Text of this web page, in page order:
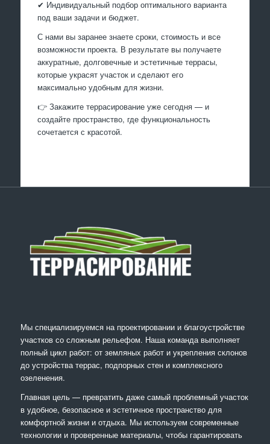
✔ Индивидуальный подбор оптимального варианта
под ваши задачи и бюджет.
С нами вы заранее знаете сроки, стоимость и все
возможности проекта. В результате вы получаете
аккуратные, долговечные и эстетичные террасы,
которые украсят участок и сделают его
максимально удобным для жизни.
👉 Закажите террасирование уже сегодня — и
создайте пространство, где функциональность
сочетается с красотой.
Мы специализируемся на проектировании и благоустройстве
участков со сложным рельефом. Наша команда выполняет
полный цикл работ: от земляных работ и укрепления склонов
до устройства террас, подпорных стен и комплексного
озеленения.
Главная цель — превратить даже самый проблемный участок
в удобное, безопасное и эстетичное пространство для
комфортной жизни и отдыха. Мы используем современные
технологии и проверенные материалы, чтобы гарантировать